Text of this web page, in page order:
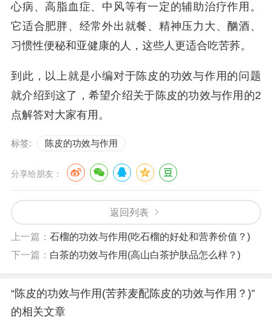
心病、高脂血症、中风等有一定的辅助治疗作用。
它适合肥胖、经常外出就餐、精神压力大、酗酒、
习惯性便秘和亚健康的人，这些人更适合吃苦荞。
到此，以上就是小编对于陈皮的功效与作用的问题
就介绍到这了，希望介绍关于陈皮的功效与作用的2
点解答对大家有用。
标签: 陈皮的功效与作用
分享给朋友：
返回列表
上一篇： 石榴的功效与作用(吃石榴的好处和营养价值？)
下一篇： 白茶的功效与作用(高山白茶护肤品怎么样？)
“陈皮的功效与作用(苦荞麦配陈皮的功效与作用？)”
的相关文章